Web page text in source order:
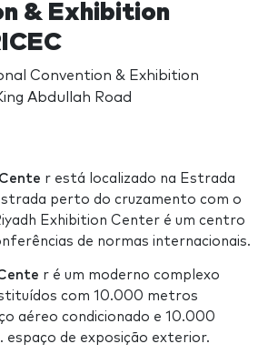
& Exhibition
Convention & Exhibition
Abdullah Road
r está localizado na Estrada
perto do cruzamento com o
Exhibition Center é um centro
de normas internacionais.
r é um moderno complexo
com 10.000 metros
aéreo condicionado e 10.000
espaço de exposição exterior.